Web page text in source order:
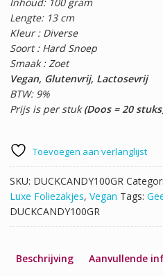
Lengte: 13 cm
Kleur : Diverse
Soort : Hard Snoep
Smaak : Zoet
Vegan, Glutenvrij, Lactosevrij
BTW: 9%
Prijs is per stuk(Doos = 20
Toevoegen aan verlanglijst
SKU: DUCKCANDY100GR
Luxe Foliezakjes, Vegan Tags:
DUCKCANDY100GR
Beschrijving
Aanvullende